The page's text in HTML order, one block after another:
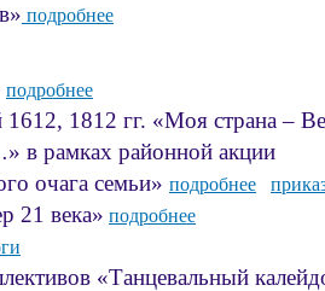
ссылке
подробнее
подробнее
1812 гг. «Моя страна –
в рамках районной акции
очага семьи» подробнее
века» подробнее
«Танцевальный